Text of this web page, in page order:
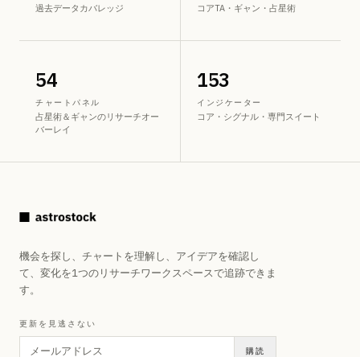
過去データカバレッジ コアTA・ギャン・占星術
54
チャートパネル
占星術＆ギャンのリサーチオー
バーレイ
153
インジケーター
コア・シグナル・専門スイート
機会を探し、チャートを理解し、アイデアを確認し
て、変化を1つのリサーチワークスペースで追跡できま
す。
更新を見逃さない
購読